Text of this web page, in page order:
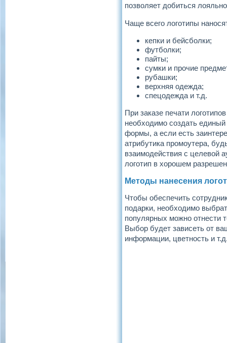
позволяет добиться
Чаще всего логотипы
кепки и бейсболки;
футболки;
пайты;
сумки и прочие
рубашки;
верхняя одежда;
спецодежда и т.д.
При заказе печати
необходимо создать
формы, а если есть
атрибутика промоутера,
взаимодействия с целевой
логотип в хорошем
Методы нанесения
Чтобы обеспечить
подарки, необходимо
популярных можно отнести
Выбор будет зависеть от
информации, цветность и